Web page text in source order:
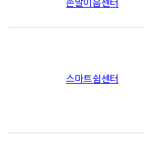
손말이음센터
스마트쉼센터